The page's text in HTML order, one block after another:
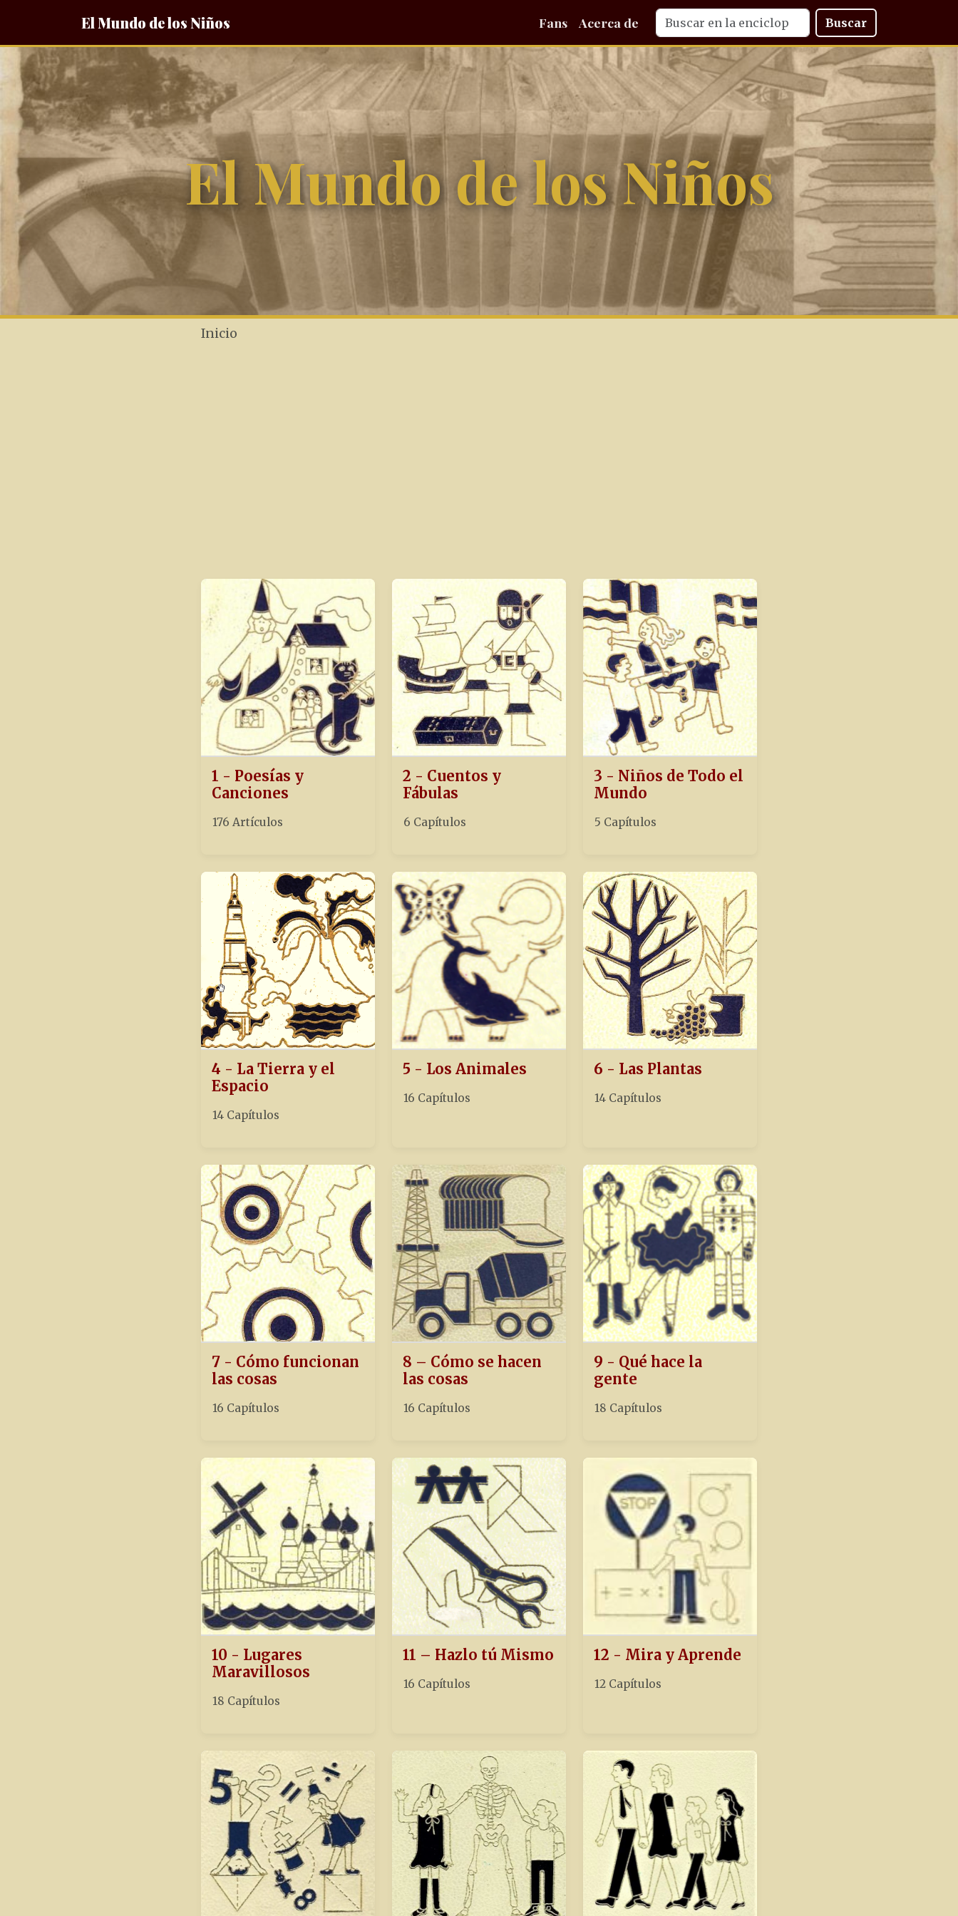
El Mundo de los Niños Fans Acerca de Buscar
El Mundo de los Niños
Inicio
1 - Poesías y
Canciones
176 Artículos
2 - Cuentos y
Fábulas
6 Capítulos
3 - Niños de Todo el
Mundo
5 Capítulos
4 - La Tierra y el
Espacio
14 Capítulos
5 - Los Animales
16 Capítulos
6 - Las Plantas
14 Capítulos
7 - Cómo funcionan
las cosas
16 Capítulos
8 – Cómo se hacen
las cosas
16 Capítulos
9 - Qué hace la
gente
18 Capítulos
10 - Lugares
Maravillosos
18 Capítulos
11 – Hazlo tú Mismo
16 Capítulos
12 - Mira y Aprende
12 Capítulos